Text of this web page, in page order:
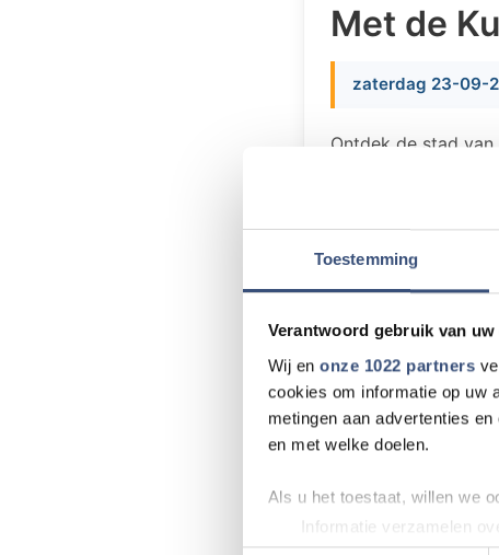
Toestemming
Verantwoord gebruik van uw
Wij en onze 1022 partners
cookies om informatie op uw
metingen aan advertenties
en met welke doelen.
Als u het toestaat, willen we
Informatie verzamelen
Met de
zaterdag 23-09-
Ontdek de stad
Rotterdampas €
Aanmelden voor
aan de balie in
Meer
Natuurbrand in